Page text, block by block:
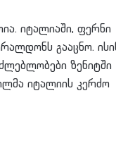
იტალიაში, ფერნი
გააცნო.
ზენიტში
იტალიის კერძო